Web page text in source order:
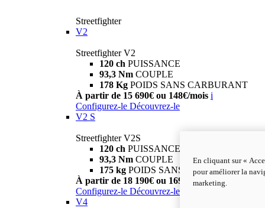
Streetfighter
V2
Streetfighter V2
120 ch PUISSANCE
93,3 Nm COUPLE
178 Kg POIDS SANS CARBURANT
À partir de 15 690€ ou 148€/mois i
Configurez-le Découvrez-le
V2 S
Streetfighter V2S
120 ch PUISSANCE
93,3 Nm COUPLE
175 kg POIDS SANS CARBURANT
À partir de 18 190€ ou 169€/mois i
Configurez-le Découvrez-le
V4
En cliquant sur «
pour améliorer la
marketing.